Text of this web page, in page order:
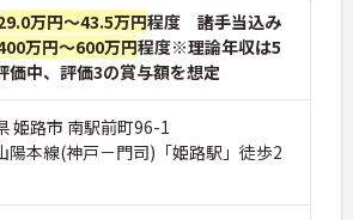
万円～43.5万円程度 諸手当込み
万円～600万円程度※理論年収は5
価中、評価3の賞与額を想定
姫路市 南駅前町96-1
陽本線(神戸－門司)「姫路駅」徒歩2